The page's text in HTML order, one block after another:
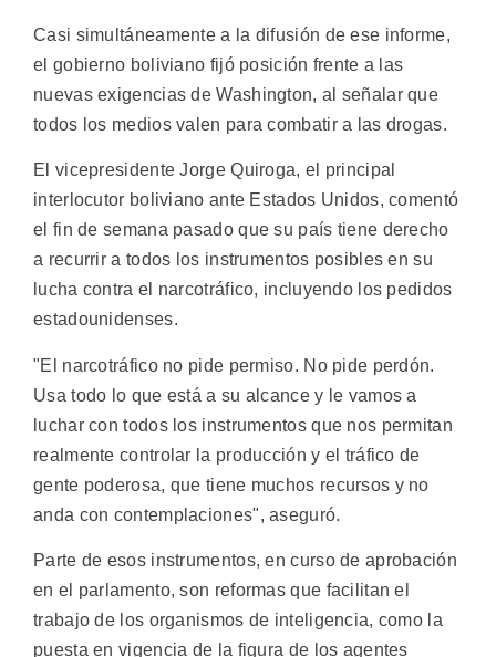
Casi simultáneamente a la difusión de ese informe,
el gobierno boliviano fijó posición frente a las
nuevas exigencias de Washington, al señalar que
todos los medios valen para combatir a las drogas.
El vicepresidente Jorge Quiroga, el principal
interlocutor boliviano ante Estados Unidos, comentó
el fin de semana pasado que su país tiene derecho
a recurrir a todos los instrumentos posibles en su
lucha contra el narcotráfico, incluyendo los pedidos
estadounidenses.
"El narcotráfico no pide permiso. No pide perdón.
Usa todo lo que está a su alcance y le vamos a
luchar con todos los instrumentos que nos permitan
realmente controlar la producción y el tráfico de
gente poderosa, que tiene muchos recursos y no
anda con contemplaciones", aseguró.
Parte de esos instrumentos, en curso de aprobación
en el parlamento, son reformas que facilitan el
trabajo de los organismos de inteligencia, como la
puesta en vigencia de la figura de los agentes